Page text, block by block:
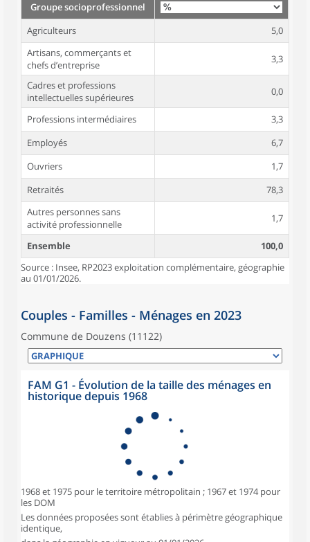
Groupe socioprofessionnel
Agriculteurs
5,0
Artisans, commerçants et
chefs d’entreprise
3,3
Cadres et professions
intellectuelles supérieures
0,0
Professions intermédiaires
3,3
Employés
6,7
Ouvriers
1,7
Retraités
78,3
Autres personnes sans
activité professionnelle
1,7
Ensemble
100,0
Source : Insee, RP2023 exploitation complémentaire, géographie
au 01/01/2026.
Couples - Familles - Ménages en 2023
Commune de Douzens (11122)
FAM G1 - Évolution de la taille des ménages en
historique depuis 1968
1968 et 1975 pour le territoire métropolitain ; 1967 et 1974 pour
les DOM
Les données proposées sont établies à périmètre géographique
identique,